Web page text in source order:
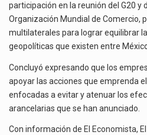
participación en la reunión del G20 y
Organización Mundial de Comercio,
multilaterales para lograr equilibrar
geopolíticas que existen entre
Concluyó expresando que los
apoyar las acciones que emprenda
enfocadas a evitar y atenuar los
arancelarias que se han anunciado.
Con información de El Economista,